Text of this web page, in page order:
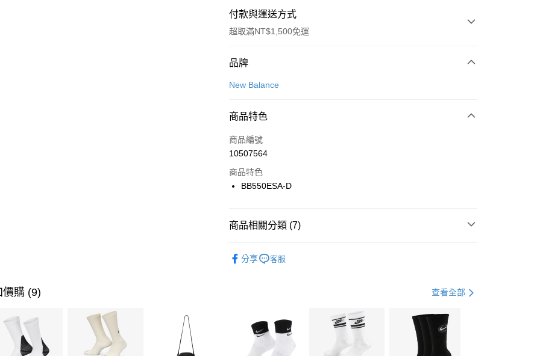
付款與運送方式
超取滿NT$1,500免運
付款方式
信用卡一次付款
合作金庫商業銀行
華南商業銀行
上海商業儲蓄銀行
國泰世華商業銀行
聯邦商業銀行
台新國際商業銀行
LINE Pay
Apple Pay
【關於「AFTEE先享後付」】
３．安心：先確認商品／服務後，再付款。
【「AFTEE先享後付」結帳流程】
１．於結帳方式選擇「AFTEE先享後付」後，將跳轉至「AFTEE先享後
每筆NT$100，滿NT$1,500(含以上)免運費
品牌
New Balance
商品特色
商品編號
10507564
商品特色
BB550ESA-D
商品相關分類 (7)
經典系列 New Balance 550系列
促銷活動 春日輕出走｜休閒鞋 4折起
分享 客服
價購 (9) 查看全部